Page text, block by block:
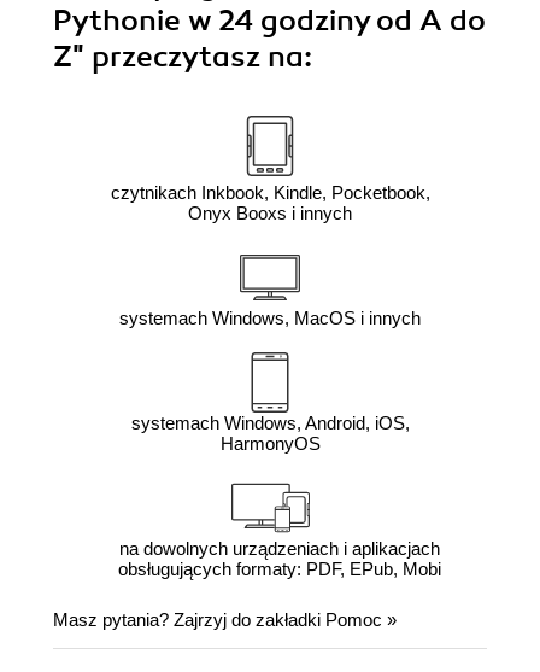
Pythonie w 24 godziny od A do
Z" przeczytasz na:
czytnikach Inkbook, Kindle, Pocketbook,
Onyx Booxs i innych
systemach Windows, MacOS i innych
systemach Windows, Android, iOS,
HarmonyOS
na dowolnych urządzeniach i aplikacjach
obsługujących formaty: PDF, EPub, Mobi
Masz pytania? Zajrzyj do zakładki Pomoc »